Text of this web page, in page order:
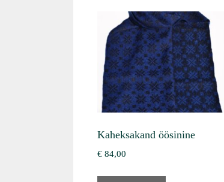
Kaheksakand öösinine
€ 84,00